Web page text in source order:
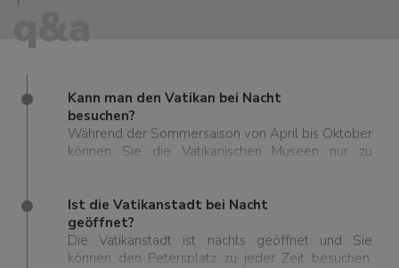
q&a
Kann man den Vatikan bei Nacht
besuchen?
Während der Sommersaison von April bis Oktober
können Sie die Vatikanischen Museen nur zu
Ist die Vatikanstadt bei Nacht
geöffnet?
Die Vatikanstadt ist nachts geöffnet und Sie
können den Petersplatz zu jeder Zeit besuchen.